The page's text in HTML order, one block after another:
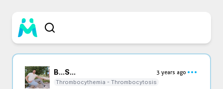
B...S...
3 years ago
Thrombocythemia - Thrombocytosis